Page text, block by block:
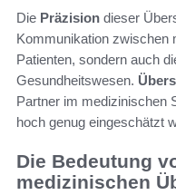
Die Präzision dieser
Kommunikation zwischen
Patienten, sondern auch
Gesundheitswesen.
Partner im medizinischen
hoch genug eingeschätzt
Die Bedeutung
medizinischen